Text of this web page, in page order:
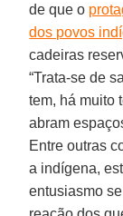
de que o
dos povos
cadeiras
“Trata-se de
tem, há muito
abram
Entre outras
a indígena,
entusiasmo